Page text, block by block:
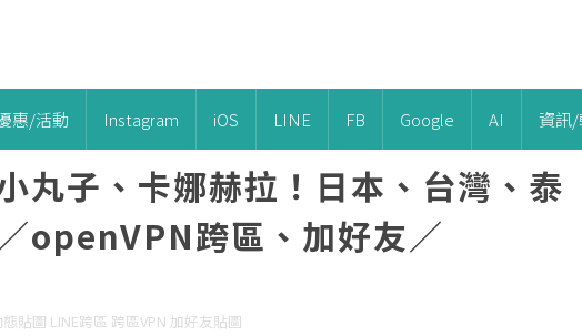
惠/活動 Instagram iOS LINE FB Google AI 資訊
丸子、卡娜赫拉！日本、台灣、泰
openVPN跨區、加好友／
貼圖 LINE跨區 跨區VPN 加好友貼圖